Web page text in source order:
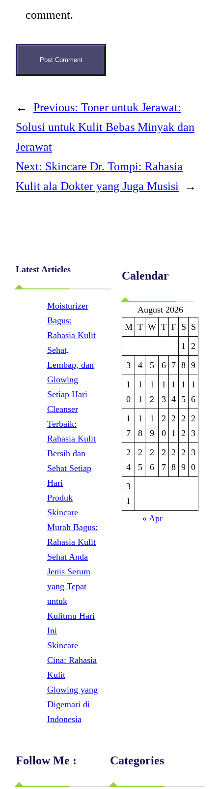
comment.
← Previous: Toner untuk Jerawat:
Solusi untuk Kulit Bebas Minyak dan
Jerawat
Next: Skincare Dr. Tompi: Rahasia
Kulit ala Dokter yang Juga Musisi
→
Latest Articles
Moisturizer
Bagus:
Rahasia Kulit
Sehat,
Lembap, dan
Glowing
Setiap Hari
Cleanser
Terbaik:
Rahasia Kulit
Bersih dan
Sehat Setiap
Hari
Produk
Skincare
Murah Bagus:
Rahasia Kulit
Sehat Anda
Jenis Serum
yang Tepat
untuk
Kulitmu Hari
Ini
Skincare
Cina: Rahasia
Kulit
Glowing yang
Digemari di
Indonesia
Calendar
August 2026
M T W T F S S
1
2
3
4 5 6 7 8 9
1
0
1
1
1
2
1
3
1
4
1
5
1
6
1
7
1
8
1
9
2
0
2
1
2
2
2
3
2
4
2
5
2
6
2
7
2
8
2
9
3
0
3
1
« Apr
Follow Me : Categories